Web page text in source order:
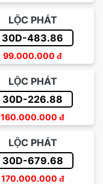
LỘC PHÁT
30D-483.86
99.000.000 đ
LỘC PHÁT
30D-226.88
160.000.000 đ
LỘC PHÁT
30D-679.68
170.000.000 đ